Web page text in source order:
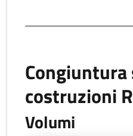
Congiuntura
costruzioni
Volumi